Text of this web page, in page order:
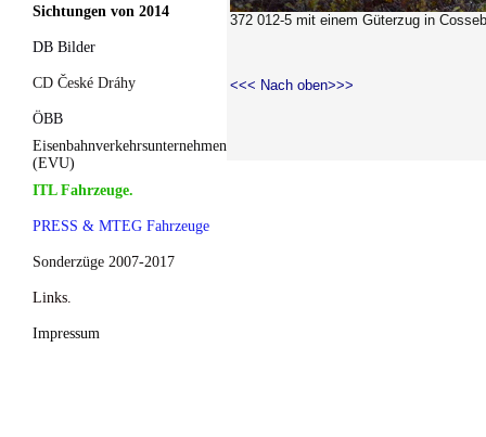
Sichtungen von 2014
DB Bilder
CD České Dráhy
ÖBB
Eisenbahnverkehrsunternehmen
(EVU)
ITL Fahrzeuge.
PRESS & MTEG Fahrzeuge
Sonderzüge 2007-2017
Links.
Impressum
372 012-5 mit einem Güterzug in
<<< Nach oben>>>